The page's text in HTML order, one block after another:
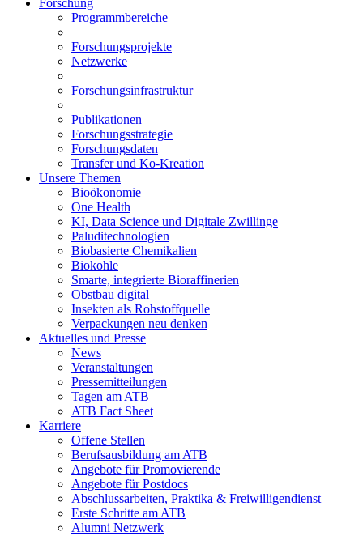
Forschung
Programmbereiche
Forschungsprojekte
Netzwerke
Forschungsinfrastruktur
Publikationen
Forschungsstrategie
Forschungsdaten
Transfer und Ko-Kreation
Unsere Themen
Bioökonomie
One Health
KI, Data Science und Digitale Zwillinge
Paluditechnologien
Biobasierte Chemikalien
Biokohle
Smarte, integrierte Bioraffinerien
Obstbau digital
Insekten als Rohstoffquelle
Verpackungen neu denken
Aktuelles und Presse
News
Veranstaltungen
Pressemitteilungen
Tagen am ATB
ATB Fact Sheet
Karriere
Offene Stellen
Berufsausbildung am ATB
Angebote für Promovierende
Angebote für Postdocs
Abschlussarbeiten, Praktika & Freiwilligendienst
Erste Schritte am ATB
Alumni Netzwerk